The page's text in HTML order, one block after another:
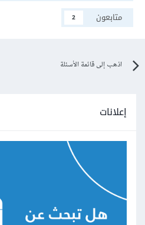
متابعون
2
اذهب إلى قائمة الأسئلة
إعلانات